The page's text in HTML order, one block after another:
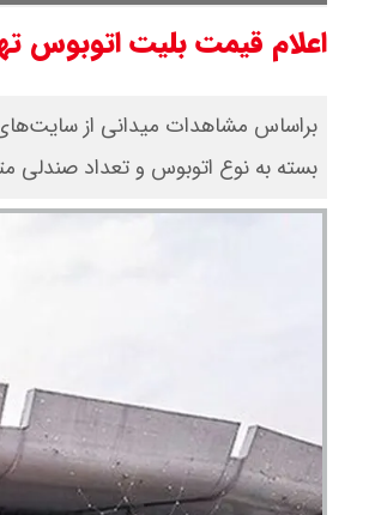
اعلام قیمت بلیت اتوبوس
بسته به نوع اتوبوس و تعداد صندلی متفاوت و از ۲۱۰ تا ۴۵۰